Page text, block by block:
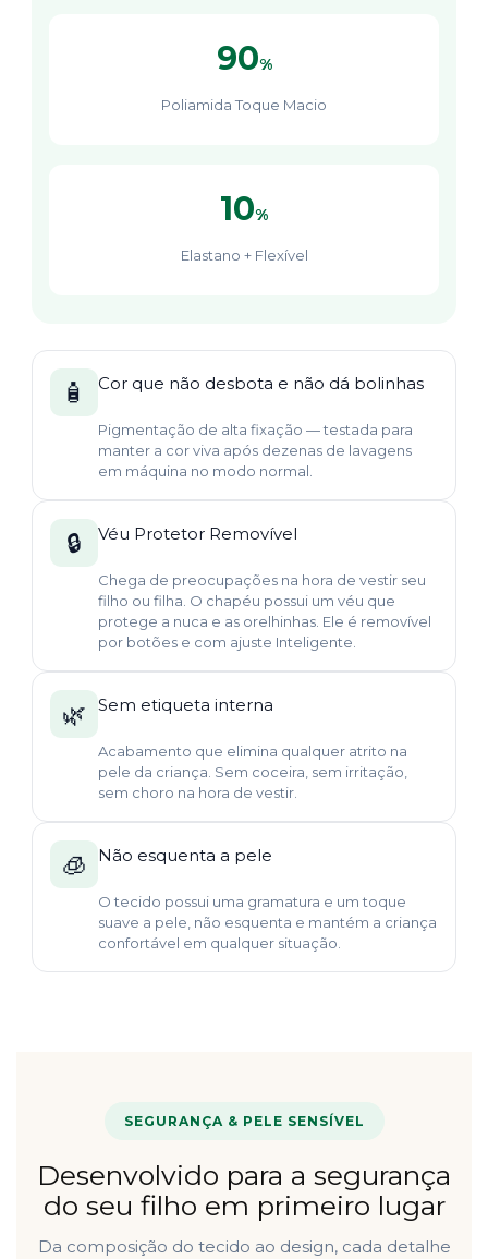
90%
Poliamida Toque Macio
10%
Elastano + Flexível
🧴 Cor que não desbota e não dá bolinhas
Pigmentação de alta fixação — testada para
manter a cor viva após dezenas de lavagens
em máquina no modo normal.
🔒 Véu Protetor Removível
Chega de preocupações na hora de vestir seu
filho ou filha. O chapéu possui um véu que
protege a nuca e as orelhinhas. Ele é removível
por botões e com ajuste Inteligente.
🌿 Sem etiqueta interna
Acabamento que elimina qualquer atrito na
pele da criança. Sem coceira, sem irritação,
sem choro na hora de vestir.
🧊 Não esquenta a pele
O tecido possui uma gramatura e um toque
suave a pele, não esquenta e mantém a criança
confortável em qualquer situação.
SEGURANÇA & PELE SENSÍVEL
Desenvolvido para a segurança
do seu filho em primeiro lugar
Da composição do tecido ao design, cada detalhe